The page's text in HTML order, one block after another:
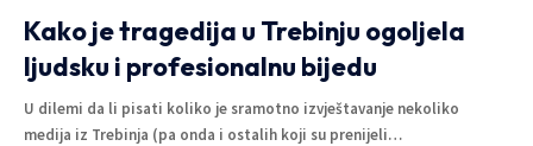
Kako je tragedija u Trebinju ogoljela
ljudsku i profesionalnu bijedu
U dilemi da li pisati koliko je sramotno izvještavanje nekoliko
medija iz Trebinja (pa onda i ostalih koji su prenijeli…